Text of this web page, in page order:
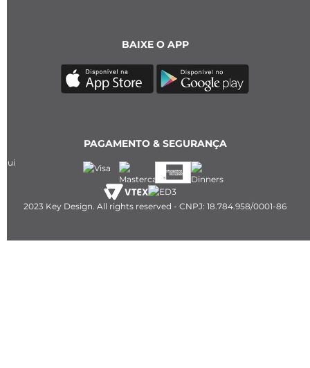
BAIXE O APP
PAGAMENTO & SEGURANÇA
2023 Key Design. All rights reserved - CNPJ: 18.784.958/0001-86